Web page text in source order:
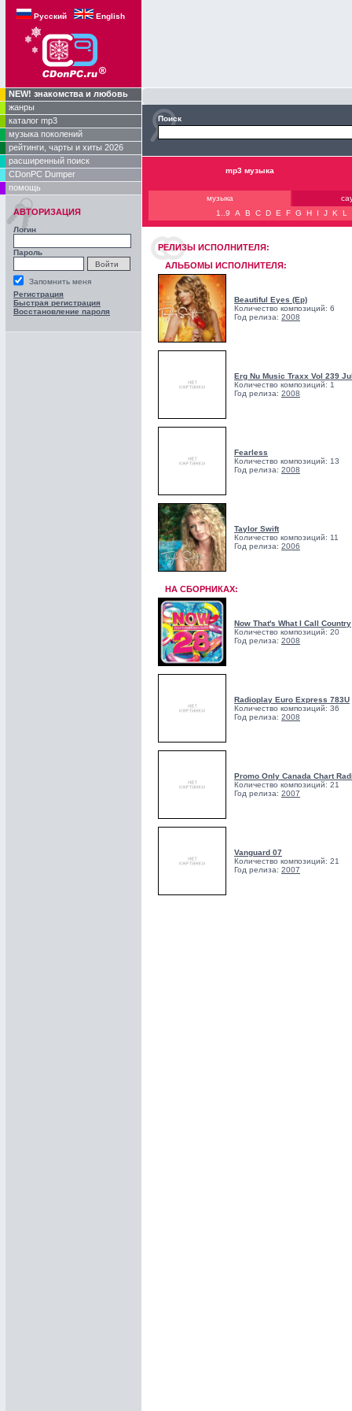
Русский English
NEW! знакомства и любовь
жанры
каталог mp3
музыка поколений
рейтинги, чарты и хиты 2026
расширенный поиск
CDonPC Dumper
помощь
АВТОРИЗАЦИЯ
Логин
Пароль
Запомнить меня
Регистрация
Быстрая регистрация
Восстановление пароля
Поиск
mp3 музыка
музыка
1..9
A B C D E F G H I J K L
РЕЛИЗЫ ИCПОЛНИТЕЛЯ:
АЛЬБОМЫ ИСПОЛНИТЕЛЯ:
Beautiful Eyes (Ep)
Количество композиций: 6
Год релиза: 2008
Erg Nu Music Traxx Vol 239
Количество композиций: 1
Год релиза: 2008
Fearless
Количество композиций: 13
Год релиза: 2008
Taylor Swift
Количество композиций: 11
Год релиза: 2006
НА СБОРНИКАХ:
Now That's What I Call Country
Количество композиций: 20
Год релиза: 2008
Radioplay Euro Express 783U
Количество композиций: 36
Год релиза: 2008
Promo Only Canada Chart
Количество композиций: 21
Год релиза: 2007
Vanguard 07
Количество композиций: 21
Год релиза: 2007